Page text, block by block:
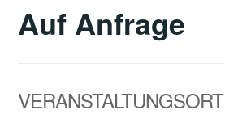
Auf Anfrage
VERANSTALTUNGSORT